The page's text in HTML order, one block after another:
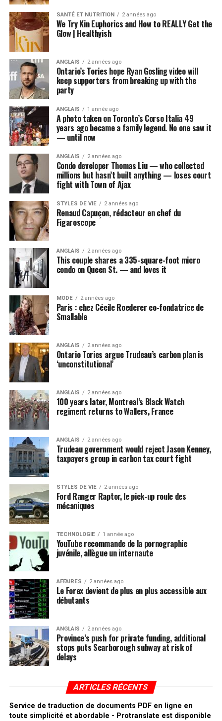
SANTÉ ET NUTRITION 2 années ago
We Try Kin Euphorics and How to REALLY Get the
Glow | Healthyish
ANGLAIS 2 années ago
Ontario’s Tories hope Ryan Gosling video will
keep supporters from breaking up with the
party
ANGLAIS 1 année ago
A photo taken on Toronto’s Corso Italia 49
years ago became a family legend. No one saw it
— until now
ANGLAIS 2 années ago
Condo developer Thomas Liu — who collected
millions but hasn’t built anything — loses court
fight with Town of Ajax
STYLES DE VIE 2 années ago
Renaud Capuçon, rédacteur en chef du
Figaroscope
ANGLAIS 2 années ago
This couple shares a 335-square-foot micro
condo on Queen St. — and loves it
MODE 2 années ago
Paris : chez Cécile Roederer co-fondatrice de
Smallable
ANGLAIS 2 années ago
Ontario Tories argue Trudeau’s carbon plan is
‘unconstitutional’
ANGLAIS 2 années ago
100 years later, Montreal’s Black Watch
regiment returns to Wallers, France
ANGLAIS 2 années ago
Trudeau government would reject Jason Kenney,
taxpayers group in carbon tax court fight
STYLES DE VIE 2 années ago
Ford Ranger Raptor, le pick-up roule des
mécaniques
TECHNOLOGIE 1 année ago
YouTube recommande de la pornographie
juvénile, allègue un internaute
AFFAIRES 2 années ago
Le Forex devient de plus en plus accessible aux
débutants
ANGLAIS 2 années ago
Province’s push for private funding, additional
stops puts Scarborough subway at risk of
delays
ARTICLES RÉCENTS
Service de traduction de documents PDF en ligne en
toute simplicité et abordable - Protranslate est disponible